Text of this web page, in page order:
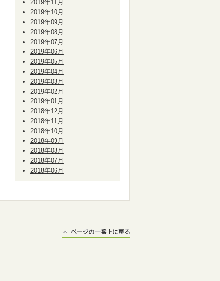
2019年11月
2019年10月
2019年09月
2019年08月
2019年07月
2019年06月
2019年05月
2019年04月
2019年03月
2019年02月
2019年01月
2018年12月
2018年11月
2018年10月
2018年09月
2018年08月
2018年07月
2018年06月